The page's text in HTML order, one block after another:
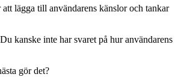
lägga till användarens känslor och tankar
kanske inte har svaret på hur användarens
gör det?